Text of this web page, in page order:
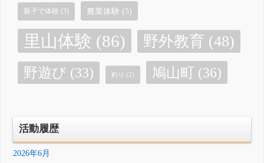
親子で体験 (3) 農業体験 (5)
里山体験 (86) 野外教育 (48)
野遊び (33) 釣り (2) 鳩山町 (36)
活動履歴
2026年6月